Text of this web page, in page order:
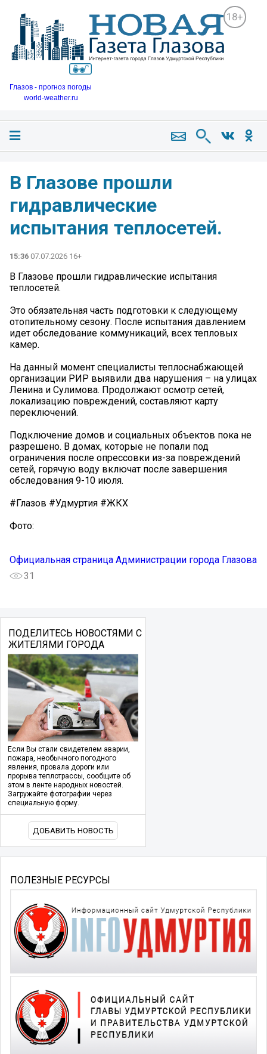
18+
Глазов - прогноз погоды
world-weather.ru
В Глазове прошли
гидравлические
испытания теплосетей.
15:36 07.07.2026 16+
В Глазове прошли гидравлические испытания
теплосетей.
Это обязательная часть подготовки к следующему
отопительному сезону. После испытания давлением
идет обследование коммуникаций, всех тепловых
камер.
На данный момент специалисты теплоснабжающей
организации РИР выявили два нарушения – на улицах
Ленина и Сулимова. Продолжают осмотр сетей,
локализацию повреждений, составляют карту
переключений.
Подключение домов и социальных объектов пока не
разрешено. В домах, которые не попали под
ограничения после опрессовки из-за повреждений
сетей, горячую воду включат после завершения
обследования 9-10 июля.
#Глазов #Удмуртия #ЖКХ
Фото:
Официальная страница Администрации города Глазова
31
ПОДЕЛИТЕСЬ НОВОСТЯМИ С
ЖИТЕЛЯМИ ГОРОДА
Если Вы стали свидетелем аварии,
пожара, необычного погодного
явления, провала дороги или
прорыва теплотрассы, сообщите об
этом в ленте народных новостей.
Загружайте фотографии через
специальную форму.
ДОБАВИТЬ НОВОСТЬ
ПОЛЕЗНЫЕ РЕСУРСЫ